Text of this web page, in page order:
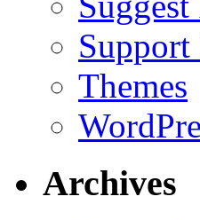
Themes
Archives